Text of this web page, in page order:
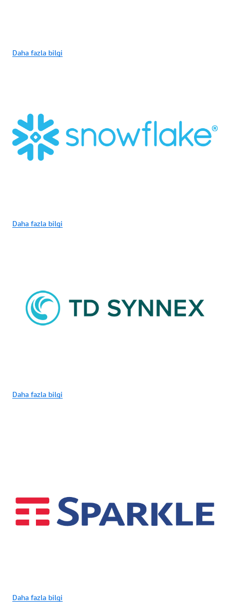
Daha fazla bilgi
Daha fazla bilgi
Daha fazla bilgi
Daha fazla bilgi